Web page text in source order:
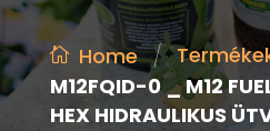
Home /
M12FQID-0 _ M12
HEX HIDRAULIKUS